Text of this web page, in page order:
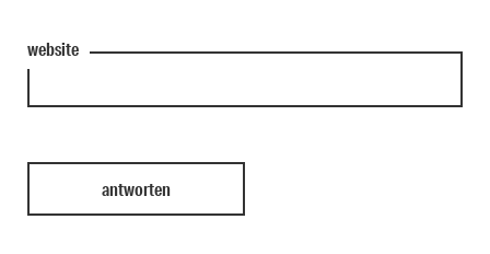
website